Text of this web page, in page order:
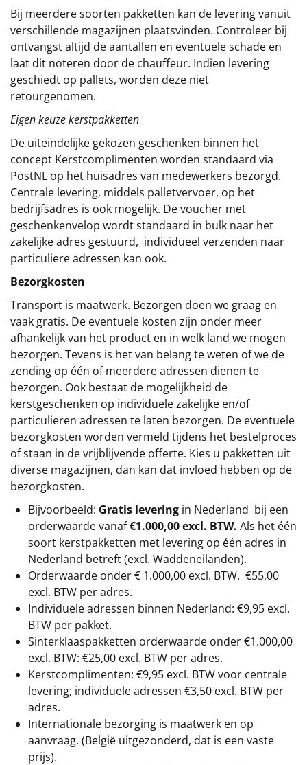
Bij meerdere soorten pakketten kan de levering vanuit
verschillende magazijnen plaatsvinden. Controleer bij
ontvangst altijd de aantallen en eventuele schade en
laat dit noteren door de chauffeur. Indien levering
geschiedt op pallets, worden deze niet
retourgenomen.
Eigen keuze kerstpakketten
De uiteindelijke gekozen geschenken binnen het
concept Kerstcomplimenten worden standaard via
PostNL op het huisadres van medewerkers bezorgd.
Centrale levering, middels palletvervoer, op het
bedrijfsadres is ook mogelijk. De voucher met
geschenkenvelop wordt standaard in bulk naar het
zakelijke adres gestuurd, individueel verzenden naar
particuliere adressen kan ook.
Bezorgkosten
Transport is maatwerk. Bezorgen doen we graag en
vaak gratis. De eventuele kosten zijn onder meer
afhankelijk van het product en in welk land we mogen
bezorgen. Tevens is het van belang te weten of we de
zending op één of meerdere adressen dienen te
bezorgen. Ook bestaat de mogelijkheid de
kerstgeschenken op individuele zakelijke en/of
particulieren adressen te laten bezorgen. De eventuele
bezorgkosten worden vermeld tijdens het bestelproces
of staan in de vrijblijvende offerte. Kies u pakketten uit
diverse magazijnen, dan kan dat invloed hebben op de
bezorgkosten.
Bijvoorbeeld: Gratis levering in Nederland bij een
orderwaarde vanaf€1.000,00 excl. BTW. Als het één
soort kerstpakketten met levering op één adres in
Nederland betreft (excl. Waddeneilanden).
Orderwaarde onder € 1.000,00 excl. BTW. €55,00
excl. BTW per adres.
Individuele adressen binnen Nederland: €9,95 excl.
BTW per pakket.
Sinterklaaspakketten orderwaarde onder €1.000,00
excl. BTW: €25,00 excl. BTW per adres.
Kerstcomplimenten: €9,95 excl. BTW voor centrale
levering; individuele adressen €3,50 excl. BTW per
adres.
Internationale bezorging is maatwerk en op
aanvraag. (België uitgezonderd, dat is een vaste
prijs).